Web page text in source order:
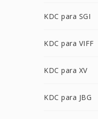
KDC para SGI
KDC para VIFF
KDC para XV
KDC para JBG